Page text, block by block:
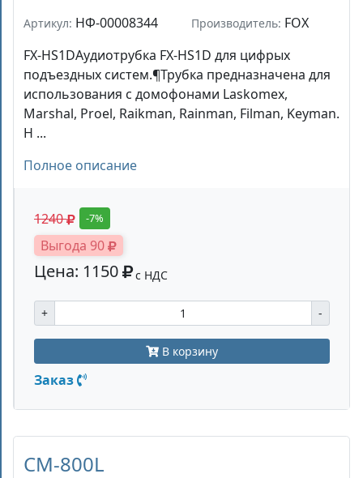
Артикул: НФ-00008344 Производитель: FOX
FX-HS1DАудиотрубка FX-HS1D для цифрых
подъездных систем.¶Трубка предназначена для
использования с домофонами Laskomex,
Marshal, Proel, Raikman, Rainman, Filman, Keyman.
Н ...
Полное описание
1240 -7%
Выгода 90
Цена: 1150 с НДС
+ -
В корзину
Заказ
CM-800L